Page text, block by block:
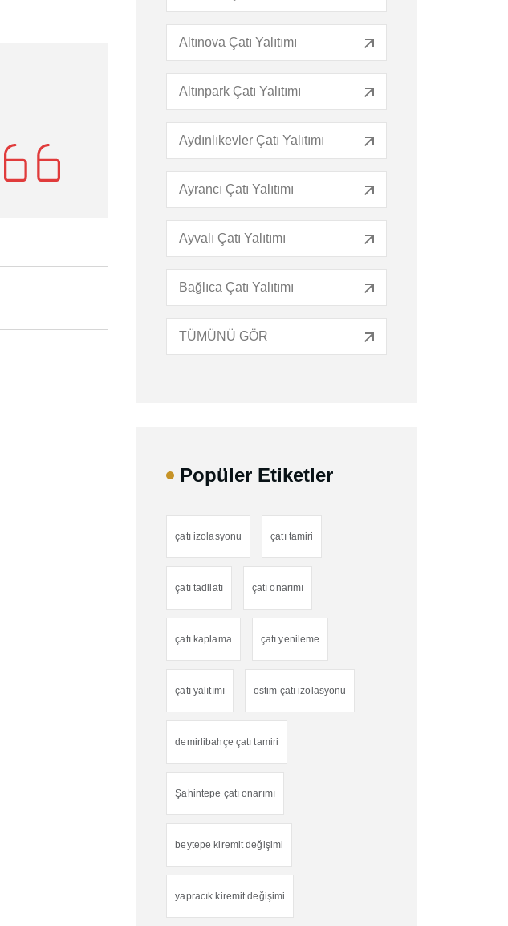
Altınova Çatı Yalıtımı
Altınpark Çatı Yalıtımı
Aydınlıkevler Çatı Yalıtımı
Ayrancı Çatı Yalıtımı
Ayvalı Çatı Yalıtımı
Bağlıca Çatı Yalıtımı
TÜMÜNÜ GÖR
Popüler Etiketler
çatı izolasyonu çatı tamiri
çatı tadilatı çatı onarımı
çatı kaplama çatı yenileme
çatı yalıtımı ostim çatı izolasyonu
demirlibahçe çatı tamiri
Şahintepe çatı onarımı
beytepe kiremit değişimi
yapracık kiremit değişimi